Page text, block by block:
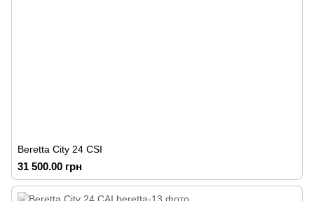
Beretta City 24 CSI
31 500.00 грн